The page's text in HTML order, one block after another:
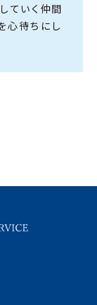
ていく仲間
心待ちにし